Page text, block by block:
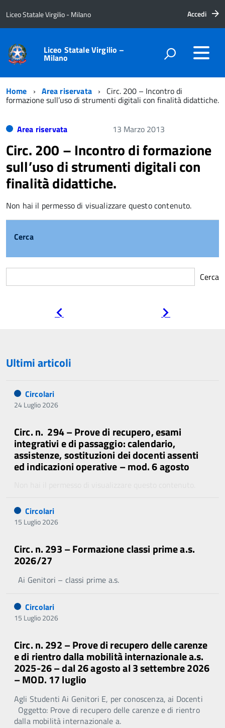
Liceo Statale Virgilio - Milano Accedi
Liceo Statale Virgilio –
Milano
Home Area riservata Circ. 200 – Incontro di
formazione sull’uso di strumenti digitali con finalità didattiche.
Area riservata 13 Marzo 2013
Circ. 200 – Incontro di formazione
sull’uso di strumenti digitali con
finalità didattiche.
Non hai il permesso di visualizzare questo contenuto.
Cerca
Cerca
Ultimi articoli
Circolari
24 Luglio 2026
Circ. n. 294 – Prove di recupero, esami
integrativi e di passaggio: calendario,
assistenze, sostituzioni dei docenti assenti
ed indicazioni operative – mod. 6 agosto
Circolari
15 Luglio 2026
Circ. n. 293 – Formazione classi prime a.s.
2026/27
Ai Genitori – classi prime a.s.
Circolari
15 Luglio 2026
Circ. n. 292 – Prove di recupero delle carenze
e di rientro dalla mobilità internazionale a.s.
2025-26 – dal 26 agosto al 3 settembre 2026
– MOD. 17 luglio
Agli Studenti Ai Genitori E, per conoscenza, ai Docenti
Oggetto: Prove di recupero delle carenze e di rientro
dalla mobilità internazionale a.